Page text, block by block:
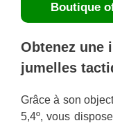
Boutique
Obtenez une
jumelles
Grâce à son
5,4º, vous